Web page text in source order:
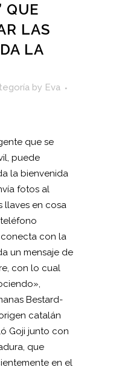
QUE
LAS
LA
by Eva
que se
puede
la bienvenida
fotos al
llaves en cosa
con la
un mensaje de
con lo cual
Bestard-
catalán
Goji junto con
que
en el